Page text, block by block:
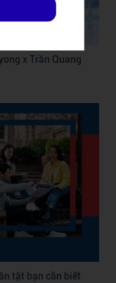
x Trần Quang
tật bạn cần biết